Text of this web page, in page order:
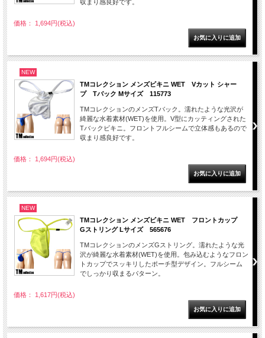
収まり感良好です。
価格： 1,694円(税込)
NEW
TMコレクション メンズビキニ WET Vカット シャー
プ Tバック Mサイズ 115773
TMコレクションのメンズTバック。濡れたような光沢が
綺麗な水着素材(WET)を使用。V型にカッティングされた
Tバックビキニ。フロントフルシームで立体感もあるので
収まり感良好です。
価格： 1,694円(税込)
NEW
TMコレクション メンズビキニ WET フロントカップ
Gストリング Lサイズ 565676
TMコレクションのメンズGストリング。濡れたような光
沢が綺麗な水着素材(WET)を使用。包み込むようなフロン
トカップでスッキリしたポーチ型デザイン。フルシーム
でしっかり収まるパターン。
価格： 1,617円(税込)